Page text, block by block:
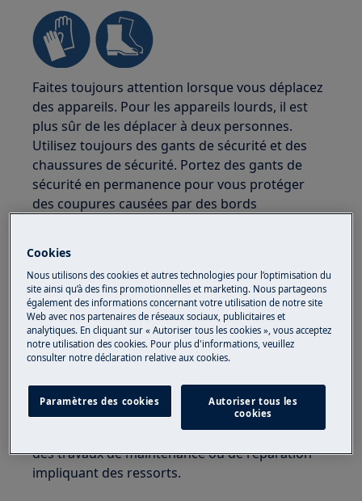
Faites toujours attention lorsque vous déplacez
des appareils. Pour les appareils lourds, il est
plus sûr de les déplacer à deux personnes.
Utilisez toujours des gants de sécurité et des
chaussures de sécurité. Portez des gants de
sécurité en permanence pour vous protéger
des coupures causées par des bords
ATTENTION !RISQUE DE BLESSURE AUX YEUX
Portez des lunettes de sécurité si vous effectuez
des travaux de maintenance ou de réparation
impliquant des ressorts.
Cookies
Nous utilisons des cookies et autres technologies pour l’optimisation du
site ainsi qu’à des fins promotionnelles et marketing. Nous partageons
également des informations concernant votre utilisation de notre site
Web avec nos partenaires de réseaux sociaux, publicitaires et
analytiques. En cliquant sur « Autoriser tous les cookies », vous acceptez
notre utilisation des cookies. Pour plus d'informations, veuillez
consulter notre déclaration relative aux cookies.
Paramètres des cookies
Autoriser tous les
cookies